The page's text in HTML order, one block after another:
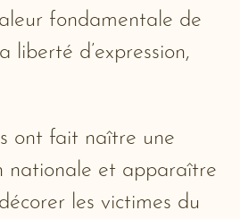
fondamentale de
liberté d’expression,
ont fait naître une
nationale et apparaître
les victimes du